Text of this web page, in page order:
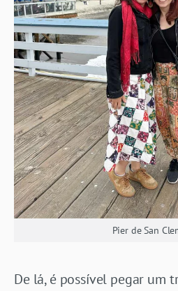
Pier de San
De lá, é possível pegar um